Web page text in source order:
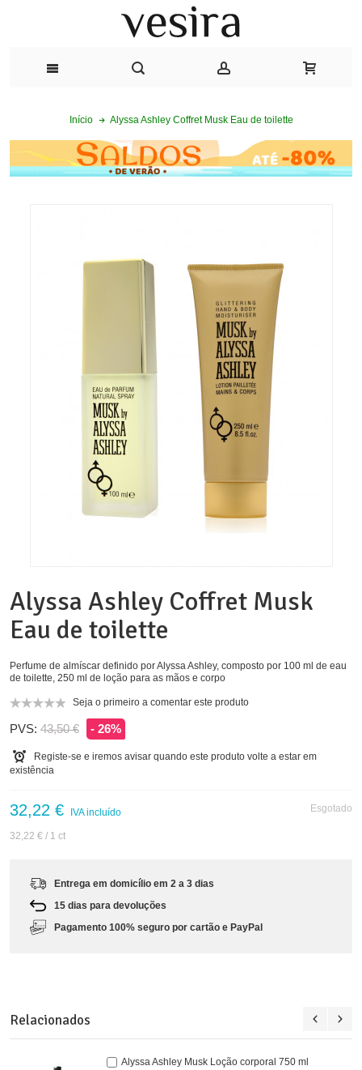
Início Alyssa Ashley Coffret Musk Eau de toilette
Alyssa Ashley Coffret Musk
Eau de toilette
Perfume de almíscar definido por Alyssa Ashley, composto por 100 ml de eau
de toilette, 250 ml de loção para as mãos e corpo
Seja o primeiro a comentar este produto
PVS: 43,50 € - 26%
Registe-se e iremos avisar quando este produto volte a estar em
existência
Esgotado
32,22 € IVA incluído
32,22 € / 1 ct
Entrega em domicílio em 2 a 3 dias
15 dias para devoluções
Pagamento 100% seguro por cartão e PayPal
Relacionados
Alyssa Ashley Musk Loção corporal 750 ml